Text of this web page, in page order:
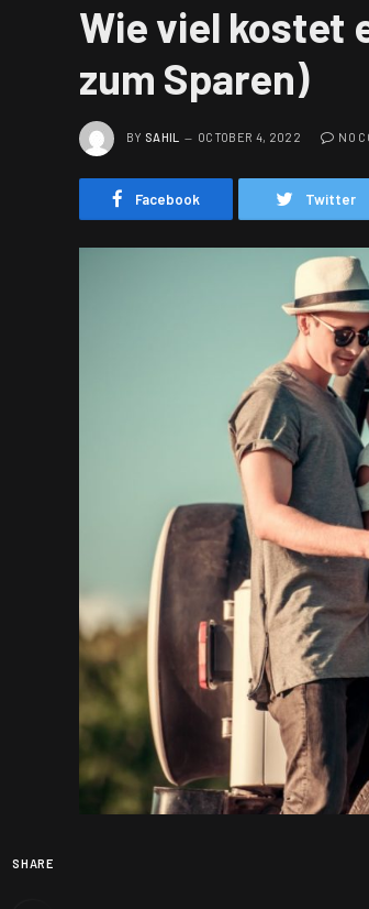
Wie viel kostet
zum Sparen)
BY SAHIL OCTOBER 4, 2022 NO
Facebook Twitter
SHARE